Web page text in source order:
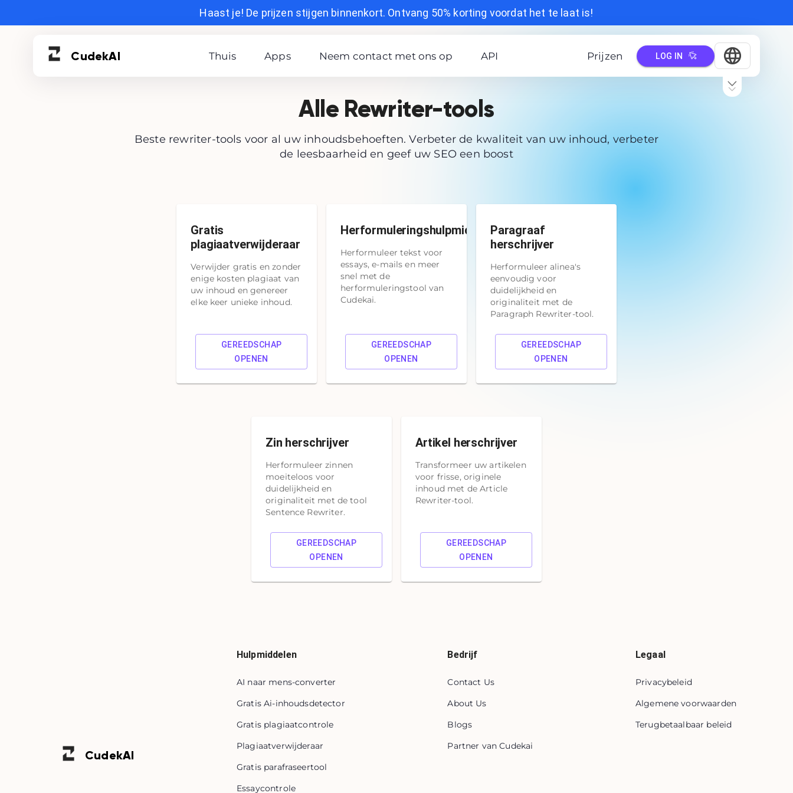
Haast je! De prijzen stijgen binnenkort. Ontvang 50% korting voordat het te laat is!
CudekAI Thuis Apps Neem contact met ons op API Prijzen LOG IN
Alle Rewriter-tools
Beste rewriter-tools voor al uw inhoudsbehoeften. Verbeter de kwaliteit van uw inhoud, verbeter
de leesbaarheid en geef uw SEO een boost
Gratis
plagiaatverwijderaar
Verwijder gratis en zonder
enige kosten plagiaat van
uw inhoud en genereer
elke keer unieke inhoud.
GEREEDSCHAP
OPENEN
Herformuleringshulpmiddel
Herformuleer tekst voor
essays, e-mails en meer
snel met de
herformuleringstool van
Cudekai.
GEREEDSCHAP
OPENEN
Paragraaf
herschrijver
Herformuleer alinea's
eenvoudig voor
duidelijkheid en
originaliteit met de
Paragraph Rewriter-tool.
GEREEDSCHAP
OPENEN
Zin herschrijver
Herformuleer zinnen
moeiteloos voor
duidelijkheid en
originaliteit met de tool
Sentence Rewriter.
GEREEDSCHAP
OPENEN
Artikel herschrijver
Transformeer uw artikelen
voor frisse, originele
inhoud met de Article
Rewriter-tool.
GEREEDSCHAP
OPENEN
CudekAI
Hulpmiddelen
AI naar mens-converter
Gratis Ai-inhoudsdetector
Gratis plagiaatcontrole
Plagiaatverwijderaar
Gratis parafraseertool
Essaycontrole
Bedrijf
Contact Us
About Us
Blogs
Partner van Cudekai
Legaal
Privacybeleid
Algemene voorwaarden
Terugbetaalbaar beleid